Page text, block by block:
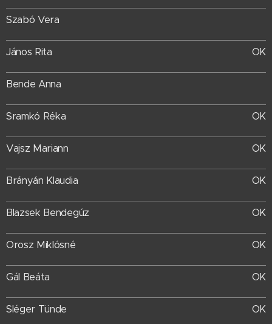
Szabó Vera
János Rita OK
Bende Anna
Sramkó Réka OK
Vajsz Mariann OK
Brányán Klaudia OK
Blazsek Bendegúz OK
Orosz Miklósné OK
Gál Beáta OK
Sléger Tünde OK